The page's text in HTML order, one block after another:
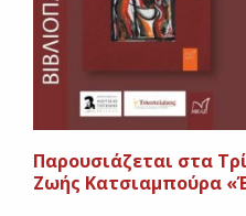
Παρουσιάζεται στα
Ζωής Κατσιαμπούρα